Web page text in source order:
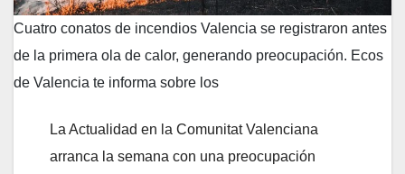
Cuatro conatos de incendios Valencia se registraron antes
de la primera ola de calor, generando preocupación. Ecos
de Valencia te informa sobre los
La Actualidad en la Comunitat Valenciana
arranca la semana con una preocupación